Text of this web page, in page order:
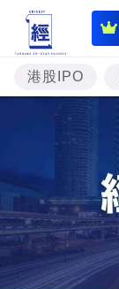
即
題
市
港股IPO